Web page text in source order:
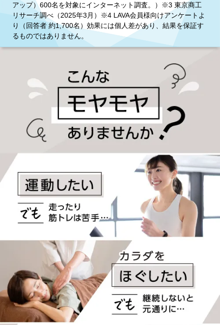
アップ）600名を対象にインターネット調査。）※3 東京商工
リサーチ調べ（2025年3月）※4 LAVA会員様向けアンケートよ
り（回答者 約1,700名）効果には個人差があり、結果を保証す
るものではありません。